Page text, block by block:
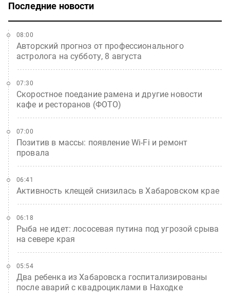
Последние новости
Авторский прогноз от профессионального
астролога на субботу, 8 августа
08:00
Скоростное поедание рамена и другие новости
кафе и ресторанов (ФОТО)
07:30
Позитив в массы: появление Wi-Fi и ремонт
провала
07:00
Активность клещей снизилась в Хабаровском крае
06:41
Рыба не идет: лососевая путина под угрозой срыва
на севере края
06:18
Два ребенка из Хабаровска госпитализированы
после аварий с квадроциклами в Находке
05:54